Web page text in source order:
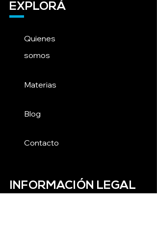
EXPLORÁ
Quienes
somos
Materias
Blog
Contacto
INFORMACIÓN LEGAL